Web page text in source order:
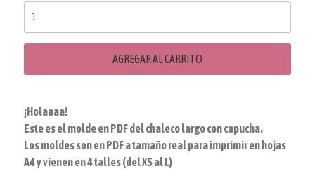
AGREGAR AL CARRITO
¡Holaaaa!
Este es el molde en PDF del chaleco largo con capucha.
Los moldes son en PDF a tamaño real para imprimir en hojas
A4 y vienen en 4 talles (del XS al L)